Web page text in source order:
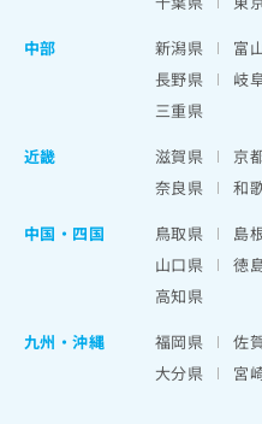
中部
新潟県 富
長野県
岐
三重県
近畿
滋賀県 京
奈良県
和
中国・四国
鳥取県 島
山口県
徳
高知県
九州・沖縄
福岡県 佐
大分県
宮